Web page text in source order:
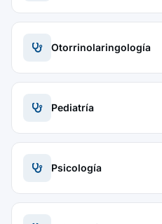
Otorrinolaringología
Pediatría
Psicología